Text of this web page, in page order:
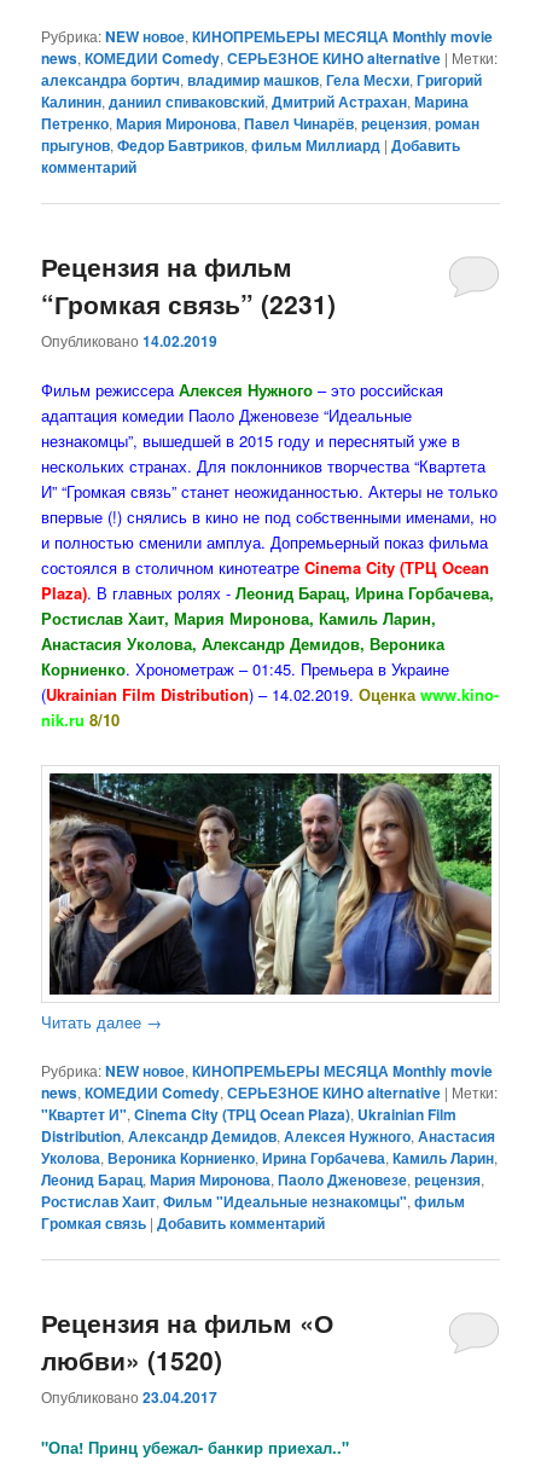
Рубрика:NEW новое,КИНОПРЕМЬЕРЫ МЕСЯЦА Monthly movie
news,КОМЕДИИ Comedy,СЕРЬЕЗНОЕ КИНО alternative | Метки:
александра бортич,владимир машков,Гела Месхи,Григорий
Калинин,даниил спиваковский,Дмитрий Астрахан,Марина
Петренко,Мария Миронова,Павел Чинарёв,рецензия,роман
прыгунов,Федор Бавтриков,фильм Миллиард |Добавить
комментарий
Рецензия на фильм
“Громкая связь” (2231)
Опубликовано14.02.2019
Фильм режиссераАлексея Нужного – это российская
адаптация комедии Паоло Дженовезе “Идеальные
незнакомцы”, вышедшей в 2015 году и переснятый уже в
нескольких странах. Для поклонников творчества “Квартета
И” “Громкая связь” станет неожиданностью. Актеры не только
впервые (!) снялись в кино не под собственными именами, но
и полностью сменили амплуа. Допремьерный показ фильма
состоялся в столичном кинотеатре Cinema City (ТРЦ Ocean
Plaza). В главных ролях -Леонид Барац, Ирина Горбачева,
Ростислав Хаит, Мария Миронова, Камиль Ларин,
Анастасия Уколова, Александр Демидов, Вероника
Корниенко. Хронометраж – 01:45. Премьера в Украине
(Ukrainian Film Distribution) – 14.02.2019.Оценкаwww.kino-
nik.ru 8/10
Читать далее →
Рубрика:NEW новое,КИНОПРЕМЬЕРЫ МЕСЯЦА Monthly movie
news,КОМЕДИИ Comedy,СЕРЬЕЗНОЕ КИНО alternative | Метки:
"Квартет И",Cinema City (ТРЦ Ocean Plaza), Ukrainian Film
Distribution,Александр Демидов,Алексея Нужного,Анастасия
Уколова,Вероника Корниенко,Ирина Горбачева,Камиль Ларин,
Леонид Барац,Мария Миронова,Паоло Дженовезе,рецензия,
Ростислав Хаит,Фильм "Идеальные незнакомцы",фильм
Громкая связь |Добавить комментарий
Рецензия на фильм «О
любви» (1520)
Опубликовано23.04.2017
"Опа! Принц убежал- банкир приехал.."